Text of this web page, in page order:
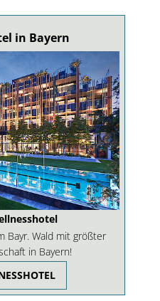
in Bayern
Bayr. Wald mit größter
in Bayern!